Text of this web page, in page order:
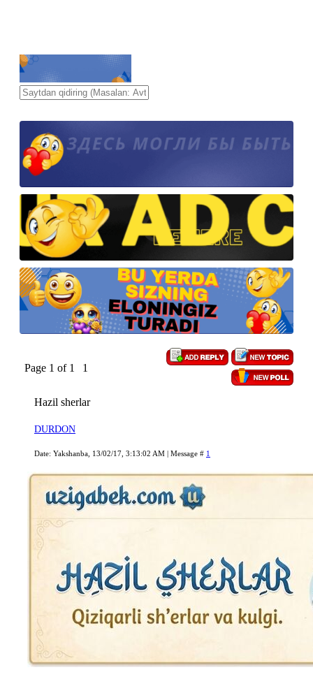
Page 1 of 1 1
Hazil sherlar
DURDON
Date: Yakshanba, 13/02/17, 3:13:02 AM | Message # 1